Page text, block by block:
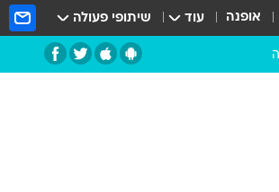
אופנה עוד שיתופי פעולה